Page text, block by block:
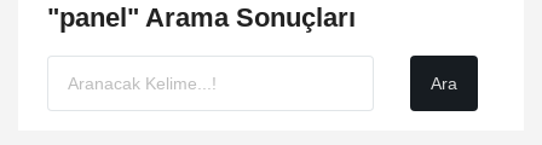
"panel" Arama Sonuçları